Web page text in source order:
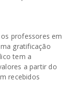
professores em
gratificação
tem a
a partir do
recebidos